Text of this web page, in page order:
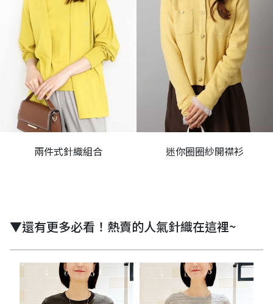
兩件式針織組合 迷你圈圈紗開襟衫
▼還有更多必看！熱賣的人氣針織在這裡~